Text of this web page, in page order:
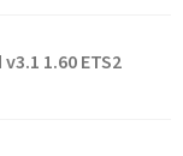
1.60 ETS2